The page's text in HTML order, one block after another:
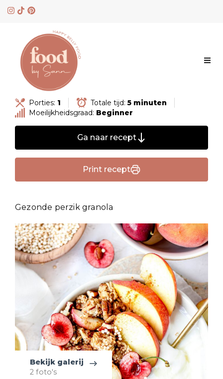
Skip
Porties: 1 Totale tijd: 5 minuten
Moeilijkheidsgraad: Beginner
Ga naar recept
Print recept
Gezonde perzik granola
Bekijk galerij
2 foto's